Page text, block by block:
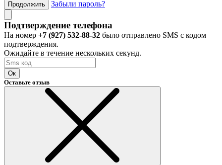
Продолжить Забыли пароль?
Подтверждение телефона
На номер +7 (927) 532-88-32 было отправлено SMS с кодом
подтверждения.
Ожидайте в течение нескольких секунд.
Ок
Оставьте отзыв